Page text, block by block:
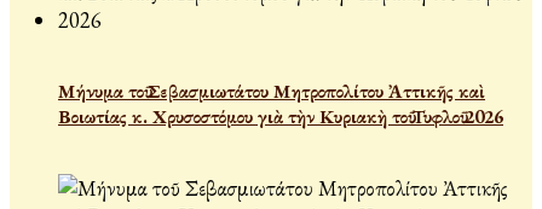
Μήνυμα τοῦ Σεβασμιωτάτου Μητροπολίτου Ἀττικῆς καὶ
Βοιωτίας κ. Χρυσοστόμου γιὰ τὴν Κυριακὴ τοῦ Τυφλοῦ 2026